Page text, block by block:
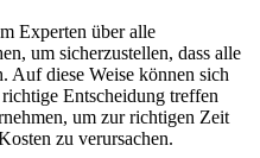
Experten über alle
um sicherzustellen, dass alle
Auf diese Weise können sich
Entscheidung treffen
um zur richtigen Zeit
zu verursachen.